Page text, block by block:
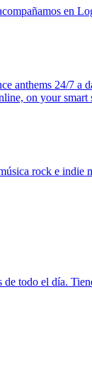
en
anthems 24/7 a
on your
rock e indie
todo el día.